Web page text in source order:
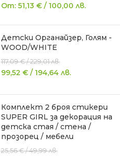
От: 51,13 € / 100,00 лв.
Детски Органайзер, Голям -
WOOD/WHITE
117,09€ /229,01лв.
99,52 € / 194,64 лв.
Комплект 2 броя стикери
SUPER GIRL за декорация на
детска стая / стена /
прозорец / мебели
25,56€ /49,99лв.